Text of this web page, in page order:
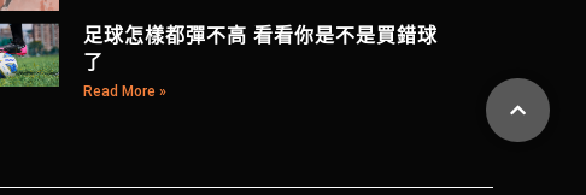
足球怎樣都彈不高 看看你是不是買錯球
了
Read More »